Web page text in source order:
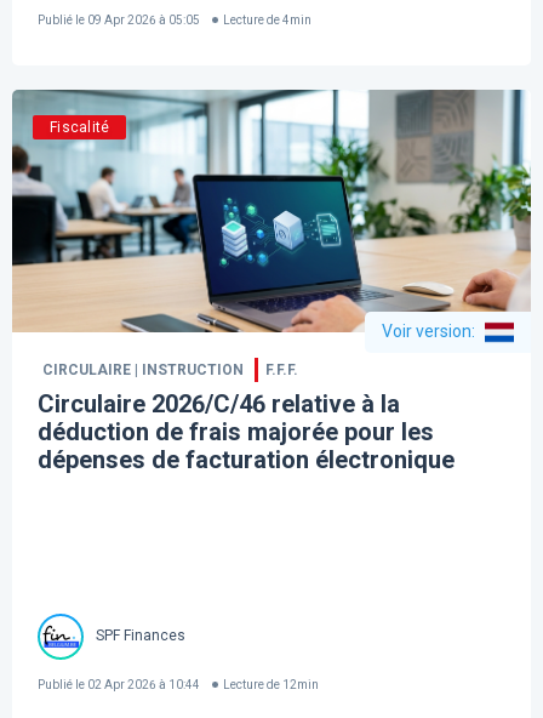
Publié le 09 Apr 2026 à 05:05 Lecture de 4min
Fiscalité
Voir version:
CIRCULAIRE | INSTRUCTION F.F.F.
Circulaire 2026/C/46 relative à la
déduction de frais majorée pour les
dépenses de facturation électronique
SPF Finances
Publié le 02 Apr 2026 à 10:44 Lecture de 12min